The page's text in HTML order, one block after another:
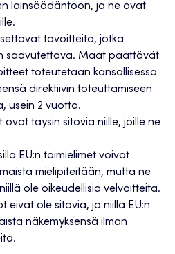
lainsäädäntöön, ja ne ovat
tavoitteita, jotka
saavutettava. Maat päättävät
toteutetaan kansallisessa
direktiivin toteuttamiseen
usein 2 vuotta.
ovat täysin sitovia niille, joille ne
EU:n toimielimet voivat
mielipiteitään, mutta ne
ole oikeudellisia velvoitteita.
eivät ole sitovia, ja niillä EU:n
näkemyksensä ilman